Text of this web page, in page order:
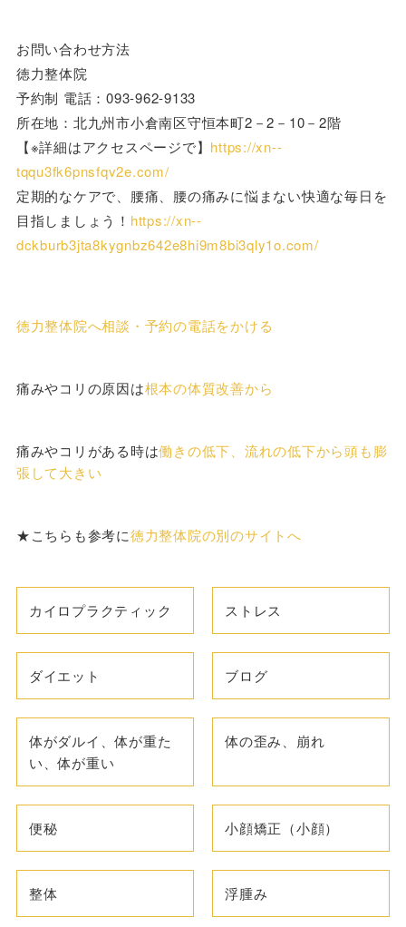
お問い合わせ方法
徳力整体院
予約制 電話：093-962-9133
所在地：北九州市小倉南区守恒本町2－2－10－2階
【※詳細はアクセスページで】 https://xn--
tqqu3fk6pnsfqv2e.com/
定期的なケアで、腰痛、腰の痛みに悩まない快適な毎日を
目指しましょう！ https://xn--
dckburb3jta8kygnbz642e8hi9m8bi3qly1o.com/
徳力整体院へ相談・予約の電話をかける
痛みやコリの原因は根本の体質改善から
痛みやコリがある時は働きの低下、流れの低下から頭も膨
張して大きい
★こちらも参考に徳力整体院の別のサイトへ
カイロプラクティック ストレス
ダイエット ブログ
体がダルイ、体が重た
い、体が重い
体の歪み、崩れ
便秘 小顔矯正（小顔）
整体 浮腫み